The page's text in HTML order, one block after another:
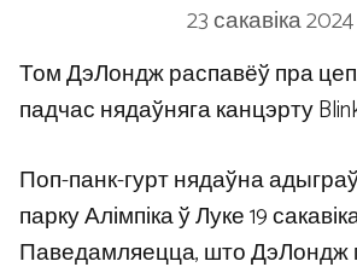
23 сакавіка 2024
Том ДэЛондж распавёў пра
падчас нядаўняга канцэрту
Поп-панк-гурт нядаўна
парку Алімпіка ў Луке 19
Паведамляецца, што ДэЛондж